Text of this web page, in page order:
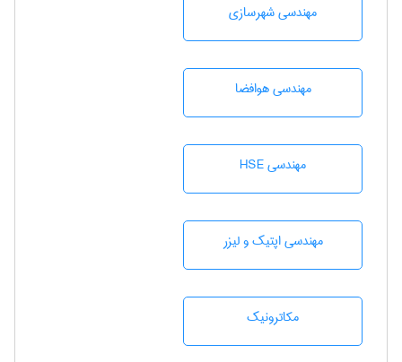
مهندسی شهرسازی
مهندسی هوافضا
مهندسی HSE
مهندسی اپتیک و لیزر
مکاترونیک